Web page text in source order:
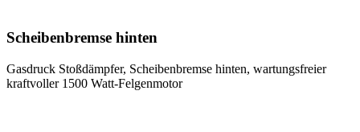
Scheibenbremse hinten
Gasdruck Stoßdämpfer, Scheibenbremse hinten, wartungsfreier
kraftvoller 1500 Watt-Felgenmotor